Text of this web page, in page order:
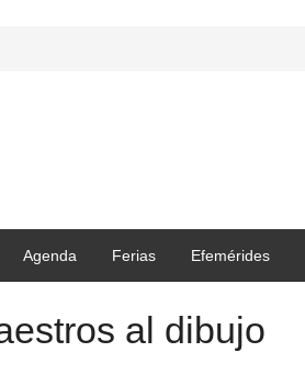
Agenda Ferias Efemérides
al dibujo